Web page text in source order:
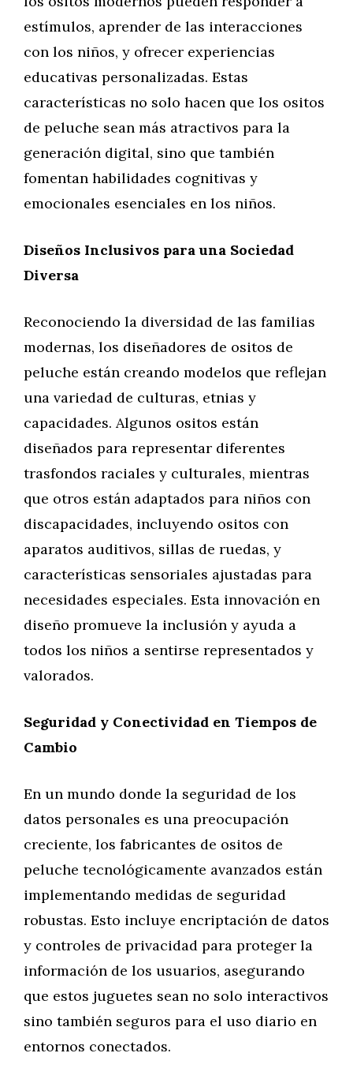
estímulos, aprender de las interacciones
con los niños, y ofrecer experiencias
educativas personalizadas. Estas
características no solo hacen que los ositos
de peluche sean más atractivos para la
generación digital, sino que también
fomentan habilidades cognitivas y
emocionales esenciales en los niños.
Diseños Inclusivos para una Sociedad
Diversa
Reconociendo la diversidad de las familias
modernas, los diseñadores de ositos de
peluche están creando modelos que reflejan
una variedad de culturas, etnias y
capacidades. Algunos ositos están
diseñados para representar diferentes
trasfondos raciales y culturales, mientras
que otros están adaptados para niños con
discapacidades, incluyendo ositos con
aparatos auditivos, sillas de ruedas, y
características sensoriales ajustadas para
necesidades especiales. Esta innovación en
diseño promueve la inclusión y ayuda a
todos los niños a sentirse representados y
valorados.
Seguridad y Conectividad en Tiempos de
Cambio
En un mundo donde la seguridad de los
datos personales es una preocupación
creciente, los fabricantes de ositos de
peluche tecnológicamente avanzados están
implementando medidas de seguridad
robustas. Esto incluye encriptación de datos
y controles de privacidad para proteger la
información de los usuarios, asegurando
que estos juguetes sean no solo interactivos
sino también seguros para el uso diario en
entornos conectados.